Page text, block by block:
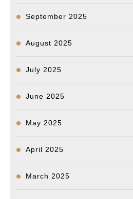
September 2025
August 2025
July 2025
June 2025
May 2025
April 2025
March 2025